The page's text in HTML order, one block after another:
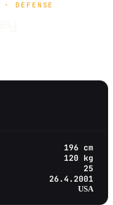
· DEFENSE
196 cm
120 kg
25
26.4.2001
USA